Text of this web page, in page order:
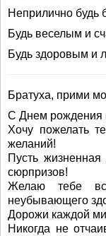
Неприлично будь
Будь веселым и
Будь здоровым и
Братуха, прими
С Днем рождения
Хочу пожелать
желаний!
Пусть жизненная
сюрпризов!
Желаю тебе
неубывающего
Дорожи каждой
Никогда не